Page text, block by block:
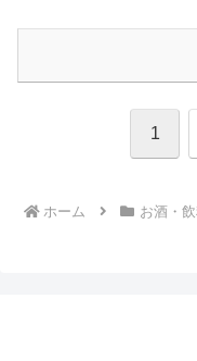
1
ホーム お酒・